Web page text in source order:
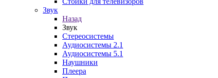
Звук
Назад
Звук
Стереосистемы
Аудиосистемы 2.1
Аудиосистемы 5.1
Наушники
Плеера